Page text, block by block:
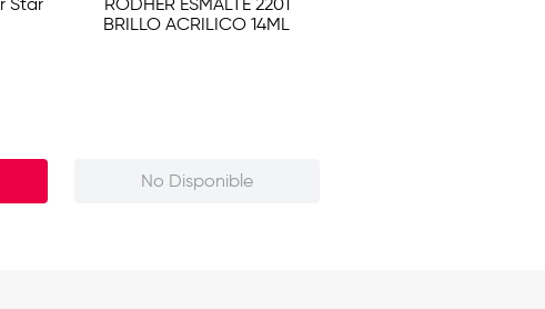
BRILLO ACRILICO 14ML
No Disponible